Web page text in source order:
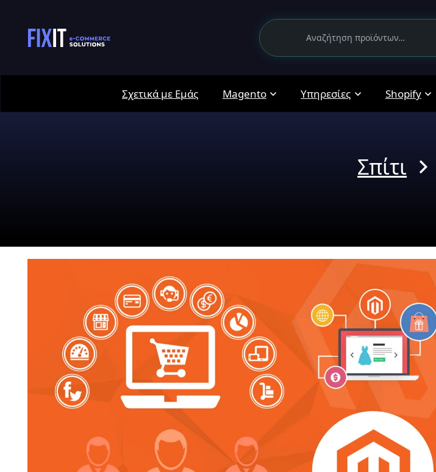
Σχετικά με Εμάς Magento Υπηρεσίες Shopify
Σπίτι